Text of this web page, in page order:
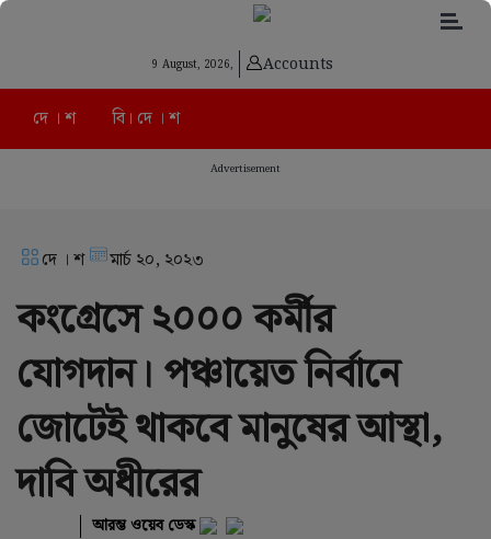
9 August, 2026, Accounts
দে । শ বি। দে । শ
Advertisement
দে । শ মার্চ ২০, ২০২৩
কংগ্রেসে ২০০০ কর্মীর
যোগদান। পঞ্চায়েত নির্বানে
জোটেই থাকবে মানুষের আস্থা,
দাবি অধীরের
আরম্ভ ওয়েব ডেস্ক